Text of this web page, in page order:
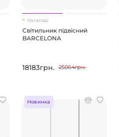
На складі
Світильник підвісний
BARCELONA
18183грн. 25064грн.
Новинка